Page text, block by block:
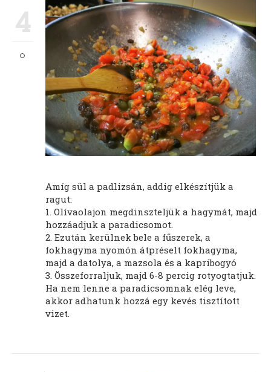
4
Amíg sül a padlizsán, addig elkészítjük a
ragut:
1. Olívaolajon megdinszteljük a hagymát, majd
hozzáadjuk a paradicsomot.
2. Ezután kerülnek bele a fűszerek, a
fokhagyma nyomón átpréselt fokhagyma,
majd a datolya, a mazsola és a kapribogyó
3. Összeforraljuk, majd 6-8 percig rotyogtatjuk.
Ha nem lenne a paradicsomnak elég leve,
akkor adhatunk hozzá egy kevés tisztított
vizet.